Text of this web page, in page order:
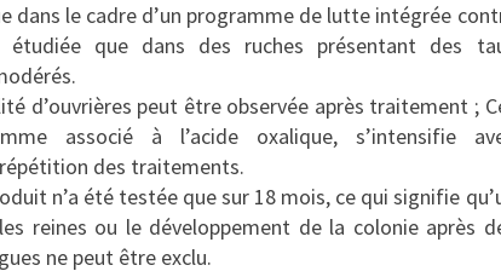
dans le cadre d’un programme de lutte intégrée
étudiée que dans des ruches présentant des
d’ouvrières peut être observée après traitement ;
associé à l’acide oxalique, s’intensifie
des traitements.
n’a été testée que sur 18 mois, ce qui signifie
reines ou le développement de la colonie après
ne peut être exclu.